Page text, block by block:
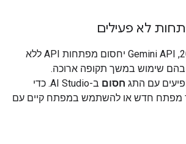
לא פעילים
החל מ-7 במאי 2026, Gemini API יחסום מפתחות API ללא
שימוש במשך תקופה ארוכה.
עם התג חסום
ב-AI Studio. כדי
מפתח חדש או להשתמש במפתח קיים עם